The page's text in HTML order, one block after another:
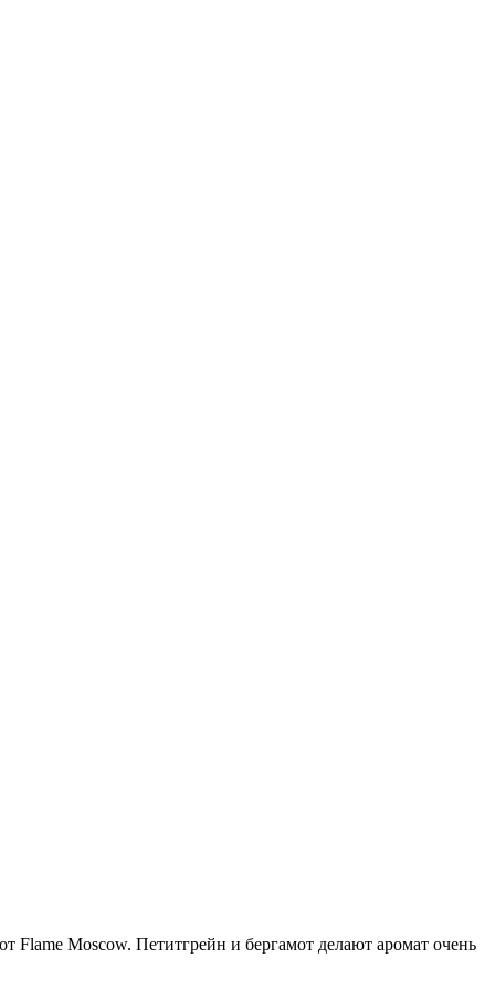
Moscow. Петитгрейн и бергамот делают аромат очень